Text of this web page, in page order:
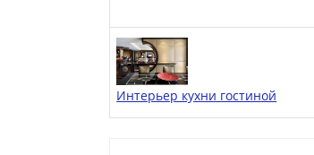
Интерьер кухни гостиной